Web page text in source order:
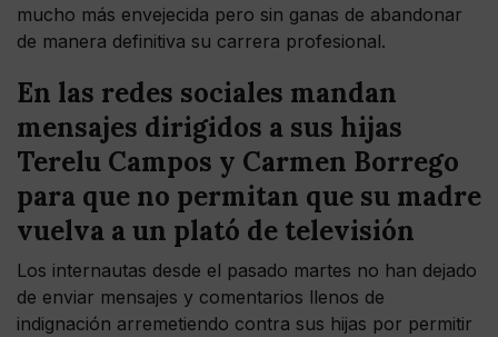
mucho más envejecida pero sin ganas de abandonar
de manera definitiva su carrera profesional.
En las redes sociales mandan
mensajes dirigidos a sus hijas
Terelu Campos y Carmen Borrego
para que no permitan que su madre
vuelva a un plató de televisión
Los internautas desde el pasado martes no han dejado
de enviar mensajes y comentarios llenos de
indignación arremetiendo contra sus hijas por permitir